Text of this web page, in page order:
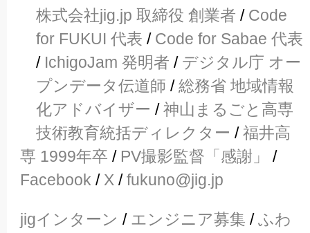
株式会社jig.jp 取締役 創業者 / Code
for FUKUI 代表 / Code for Sabae 代表
/ IchigoJam 発明者 / デジタル庁 オー
プンデータ伝道師 /総務省 地域情報
化アドバイザー /神山まるごと高専
技術教育統括ディレクター /福井高
専 1999年卒 / PV撮影監督「感謝」
/
Facebook / X /fukuno@jig.jp
jigインターン / エンジニア募集 /ふわ